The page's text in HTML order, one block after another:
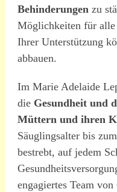
Behinderungenzu
Möglichkeiten für alle
Ihrer Unterstützung
abbauen.
Im Marie Adelaide
die Gesundheit und
Müttern und ihren
Säuglingsalter bis
bestrebt, auf jedem
engagiertes Team